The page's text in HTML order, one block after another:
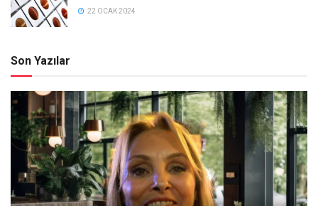
22 OCAK 2024
Son Yazılar